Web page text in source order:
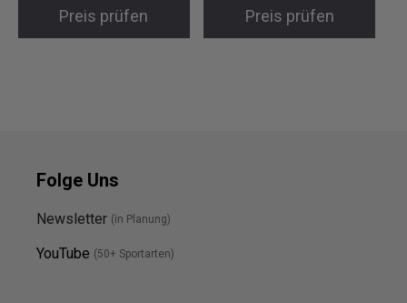
Preis prüfen Preis prüfen
Folge Uns
Newsletter (in Planung)
YouTube (50+ Sportarten)